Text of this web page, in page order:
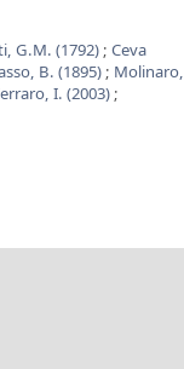
G.M. (1792) ; Ceva
B. (1895) ; Molinaro,
I. (2003) ;